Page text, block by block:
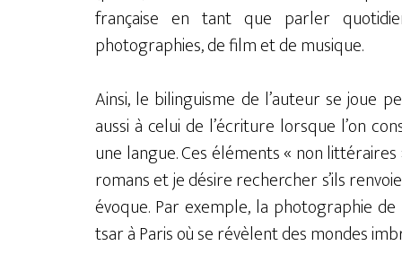
française en tant que parler
photographies, de film et de musique.
Ainsi, le bilinguisme de l’auteur se joue
aussi à celui de l’écriture lorsque l’on
une langue. Ces éléments « non
romans et je désire rechercher s’ils
évoque. Par exemple, la photographie
tsar à Paris où se révèlent des mondes